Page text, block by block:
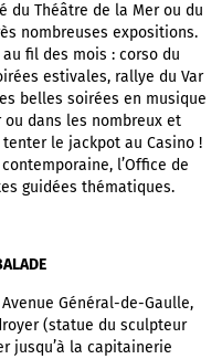
du Théâtre de la Mer ou du
nombreuses expositions.
fil des mois : corso du
estivales, rallye du Var
belles soirées en musique
dans les nombreux et
le jackpot au Casino !
l’Office de
guidées thématiques.
Général-de-Gaulle,
(statue du sculpteur
jusqu’à la capitainerie